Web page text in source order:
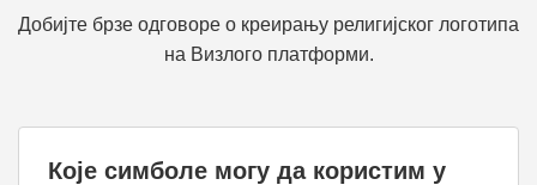
Добијте брзе одговоре о креирању религијског логотипа
на Визлого платформи.
Које симболе могу да користим у